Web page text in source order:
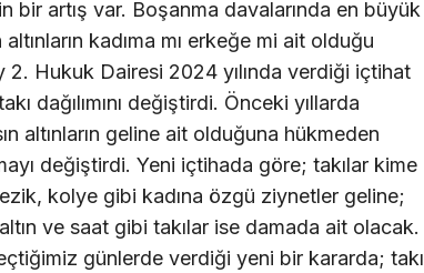
bir artış var. Boşanma davalarında en büyük
kadıma mı erkeğe mi ait olduğu
2. Hukuk Dairesi 2024 yılında verdiği içtihat
dağılımını değiştirdi. Önceki yıllarda
altınların geline ait olduğuna hükmeden
değiştirdi. Yeni içtihada göre; takılar kime
kolye gibi kadına özgü ziynetler geline;
ve saat gibi takılar ise damada ait olacak.
günlerde verdiği yeni bir kararda; takı